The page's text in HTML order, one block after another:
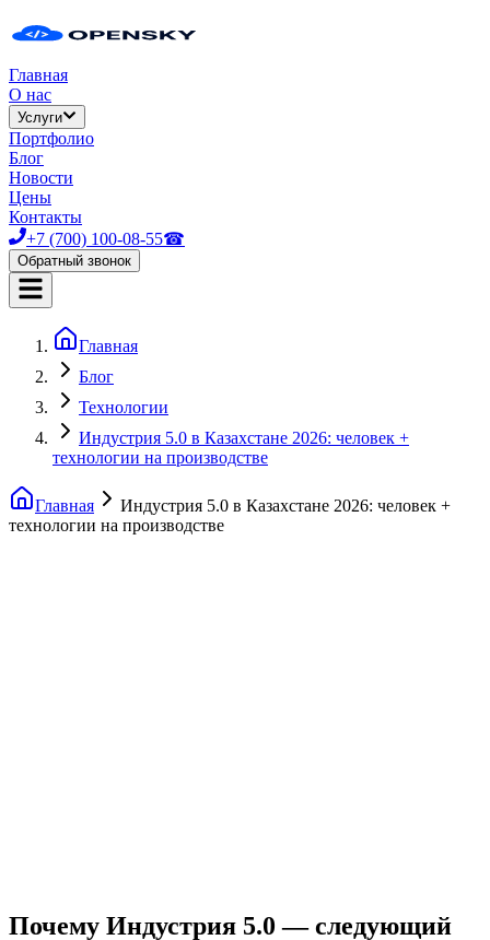
Главная
О нас
Услуги
Портфолио
Блог
Новости
Цены
Контакты
+7 (700) 100-08-55☎
Обратный звонок
Главная
Блог
Технологии
Индустрия 5.0 в Казахстане 2026: человек +
технологии на производстве
Главная
Индустрия 5.0 в Казахстане 2026: человек +
технологии на производстве
Почему Индустрия 5.0 — следующий